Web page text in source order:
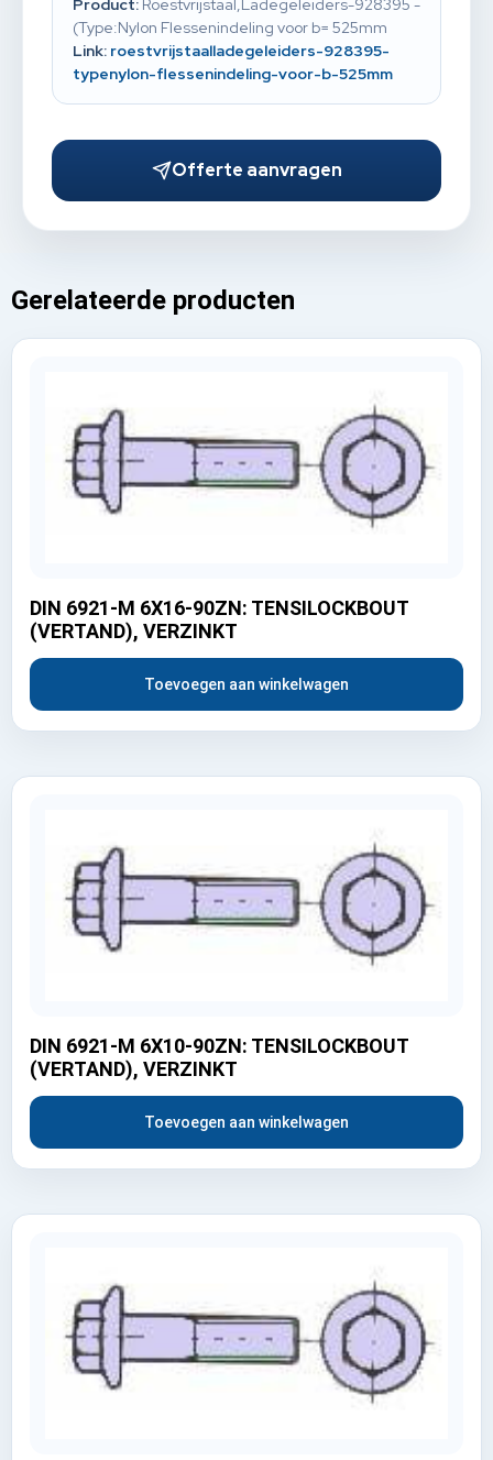
(Type:Nylon Flessenindeling voor b= 525mm
Link: roestvrijstaalladegeleiders-928395-
typenylon-flessenindeling-voor-b-525mm
Offerte aanvragen
Gerelateerde producten
DIN 6921-M 6X16-90ZN: TENSILOCKBOUT
(VERTAND), VERZINKT
Toevoegen aan winkelwagen
DIN 6921-M 6X10-90ZN: TENSILOCKBOUT
(VERTAND), VERZINKT
Toevoegen aan winkelwagen